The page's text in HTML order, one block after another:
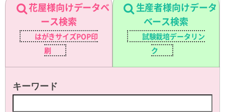
花屋様向けデータベ
ース検索
はがきサイズPOP印
刷
生産者様向けデータ
ベース検索
試験栽培データリン
ク
キーワード